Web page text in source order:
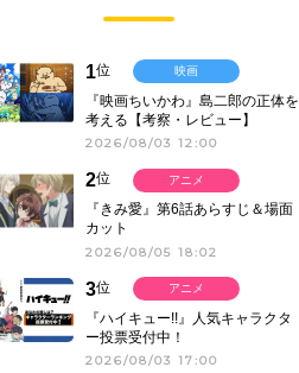
1位
『映画ちいかわ』島二郎の正体を
考える【考察・レビュー】
2026/08/03 12:00
映画
2位
『きみ愛』第6話あらすじ＆場面
カット
2026/08/05 18:02
アニメ
3位
『ハイキュー!!』人気キャラクタ
ー投票受付中！
2026/08/03 17:00
アニメ